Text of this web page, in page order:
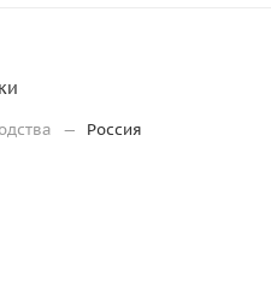
— Россия